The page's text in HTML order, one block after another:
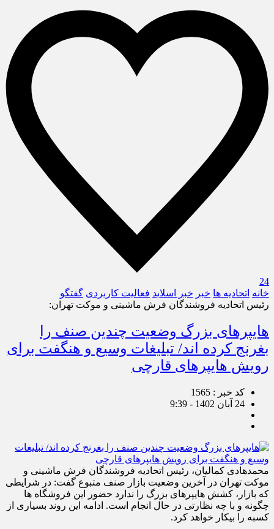
24
خانه اتحادیه ها خبر خبر اسلايد فعالیت کاربردی گفتگو
رئیس اتحادیه فروشندگان فرش ماشینی و موکت تهران:
هایپرهای بزرگ وضعیت چندین صنف را
بغرنج کرده اند/ تبلیغات وسیع و هنگفت برای
رویش هایپرهای قارچی
کد خبر : 1565
24 آبان 1402 - 9:39
محمدهادی کمالیان، رئیس اتحادیه فروشندگان فرش ماشینی و
موکت تهران در آخرین وضعیت بازار صنف متبوع گفت: در شرایطی
که بازار، کشش هایپرهای بزرگ را ندارد حضور این فروشگاه ها
چگونه و با چه نظارتی در حال انجام است. ادامه این روند بسیاری از
کسبه را بیکار خواهد کرد.